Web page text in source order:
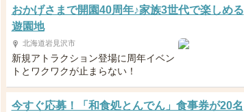
おかげさまで開園40周年♪家族3世代で楽しめる
遊園地
北海道岩見沢市
新規アトラクション登場に周年イベン
トとワクワクが止まらない！
今すぐ応募！「和食処とんでん」食事券が20名